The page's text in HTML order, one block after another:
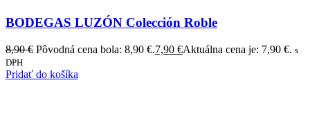
BODEGAS LUZÓN Colección Roble
8,90€ Pôvodná cena bola: 8,90 €.7,90 €Aktuálna cena je: 7,90 €. s
DPH
Pridať do košíka